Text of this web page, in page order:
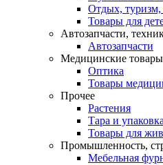
Отдых, туризм,
Товары для
Автозапчасти,
Автозапчасти
Медицинские товары
Оптика
Товары
Прочее
Растения
Тара и упаковка
Товары для
Промышленность,
Мебельная